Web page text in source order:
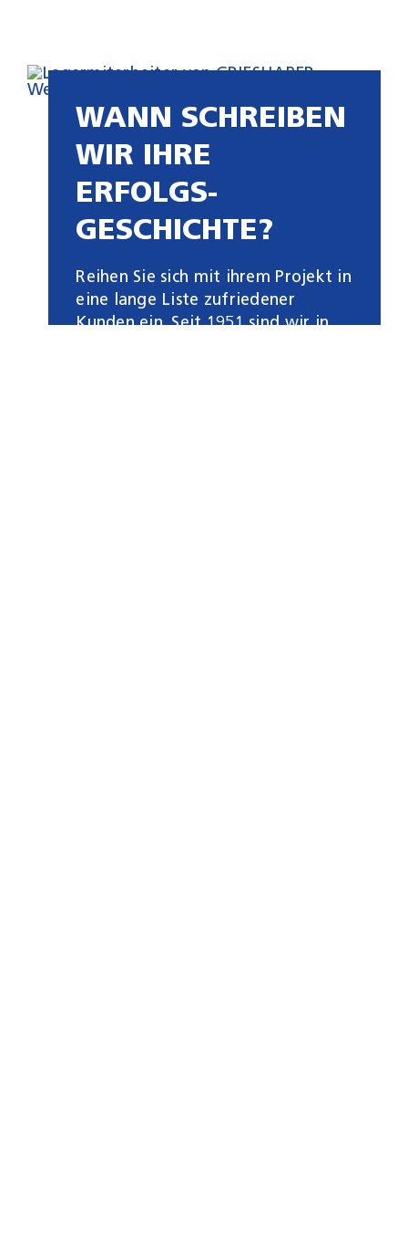
WANN SCHREIBEN
WIR IHRE
ERFOLGS­
GESCHICHTE?
Reihen Sie sich mit ihrem Projekt in
eine lange Liste zufriedener
Kunden ein. Seit 1951 sind wir in